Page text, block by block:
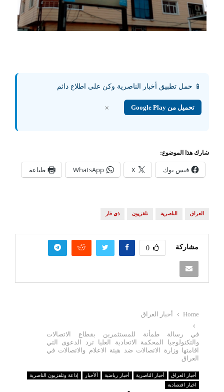
📱 حمل تطبيق أخبار الناصرية وكن على اطلاع دائم
تحميل من Google Play ×
شارك هذا الموضوع:
فيس بوك X
WhatsApp طباعة
العراق الناصرية تلفزيون ذي قار
مشاركة 0
Home أخبار العراق
في رسالة طمأنة للمستثمرين بقطاع الاتصالات
والتكنولوجيا المحكمة الاتحادية العليا ترد الدعوى التي
اقامتها وزارة الاتصالات ضد هيئة الاعلام والاتصالات في
العراق
أخبار العراق أخبار الناصرية أخبار رياضية ألأخبار
إذاعة وتلفزيون الناصرية
اخبار اقتصادية